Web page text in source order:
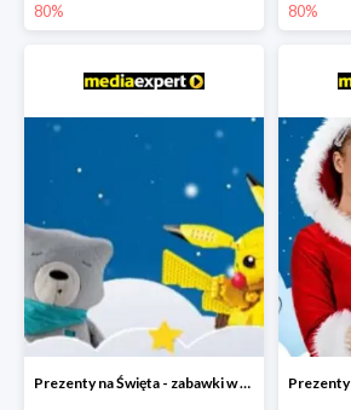
80% 80%
Prezenty na Święta - zabawki w Media Expert do -40%